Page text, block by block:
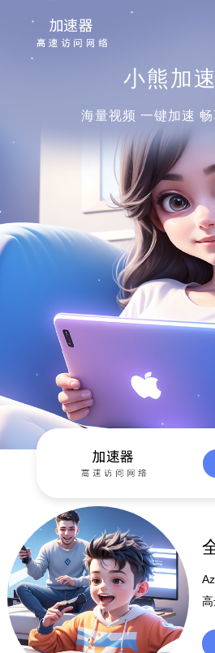
小熊加
海量视频 一键加速